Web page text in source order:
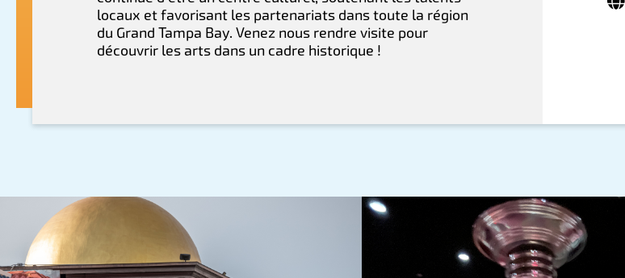
locaux et favorisant les partenariats dans toute la région
du Grand Tampa Bay. Venez nous rendre visite pour
découvrir les arts dans un cadre historique !